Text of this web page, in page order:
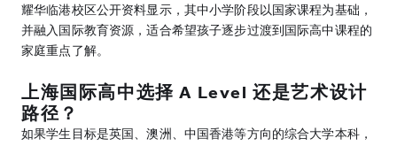
耀华临港校区公开资料显示，其中小学阶段以国家课程为基础，
并融入国际教育资源，适合希望孩子逐步过渡到国际高中课程的
家庭重点了解。
上海国际高中选择 A Level 还是艺术设计
路径？
如果学生目标是英国、澳洲、中国香港等方向的综合大学本科，